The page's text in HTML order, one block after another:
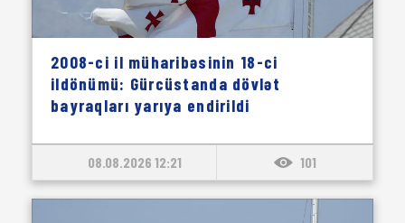
2008-ci il müharibəsinin 18-ci
ildönümü: Gürcüstanda dövlət
bayraqları yarıya endirildi
08.08.2026 12:21 101